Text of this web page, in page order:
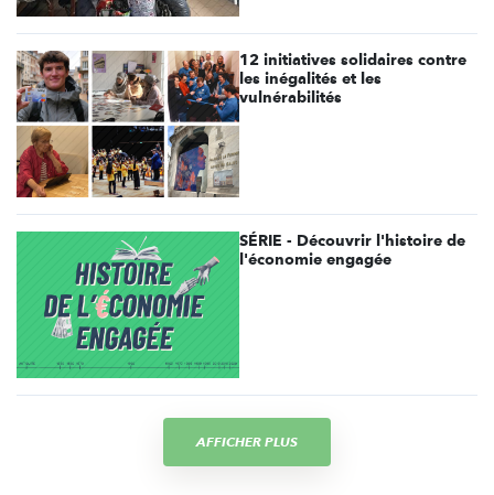
12 initiatives solidaires contre
les inégalités et les
vulnérabilités
SÉRIE - Découvrir l'histoire de
l'économie engagée
AFFICHER PLUS